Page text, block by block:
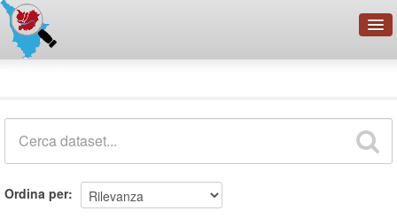
Organizzazioni
Ordina per